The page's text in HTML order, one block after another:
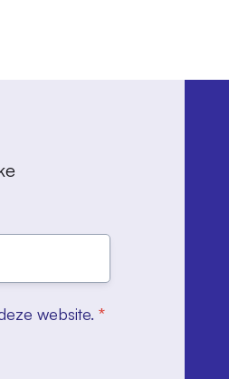
website. *